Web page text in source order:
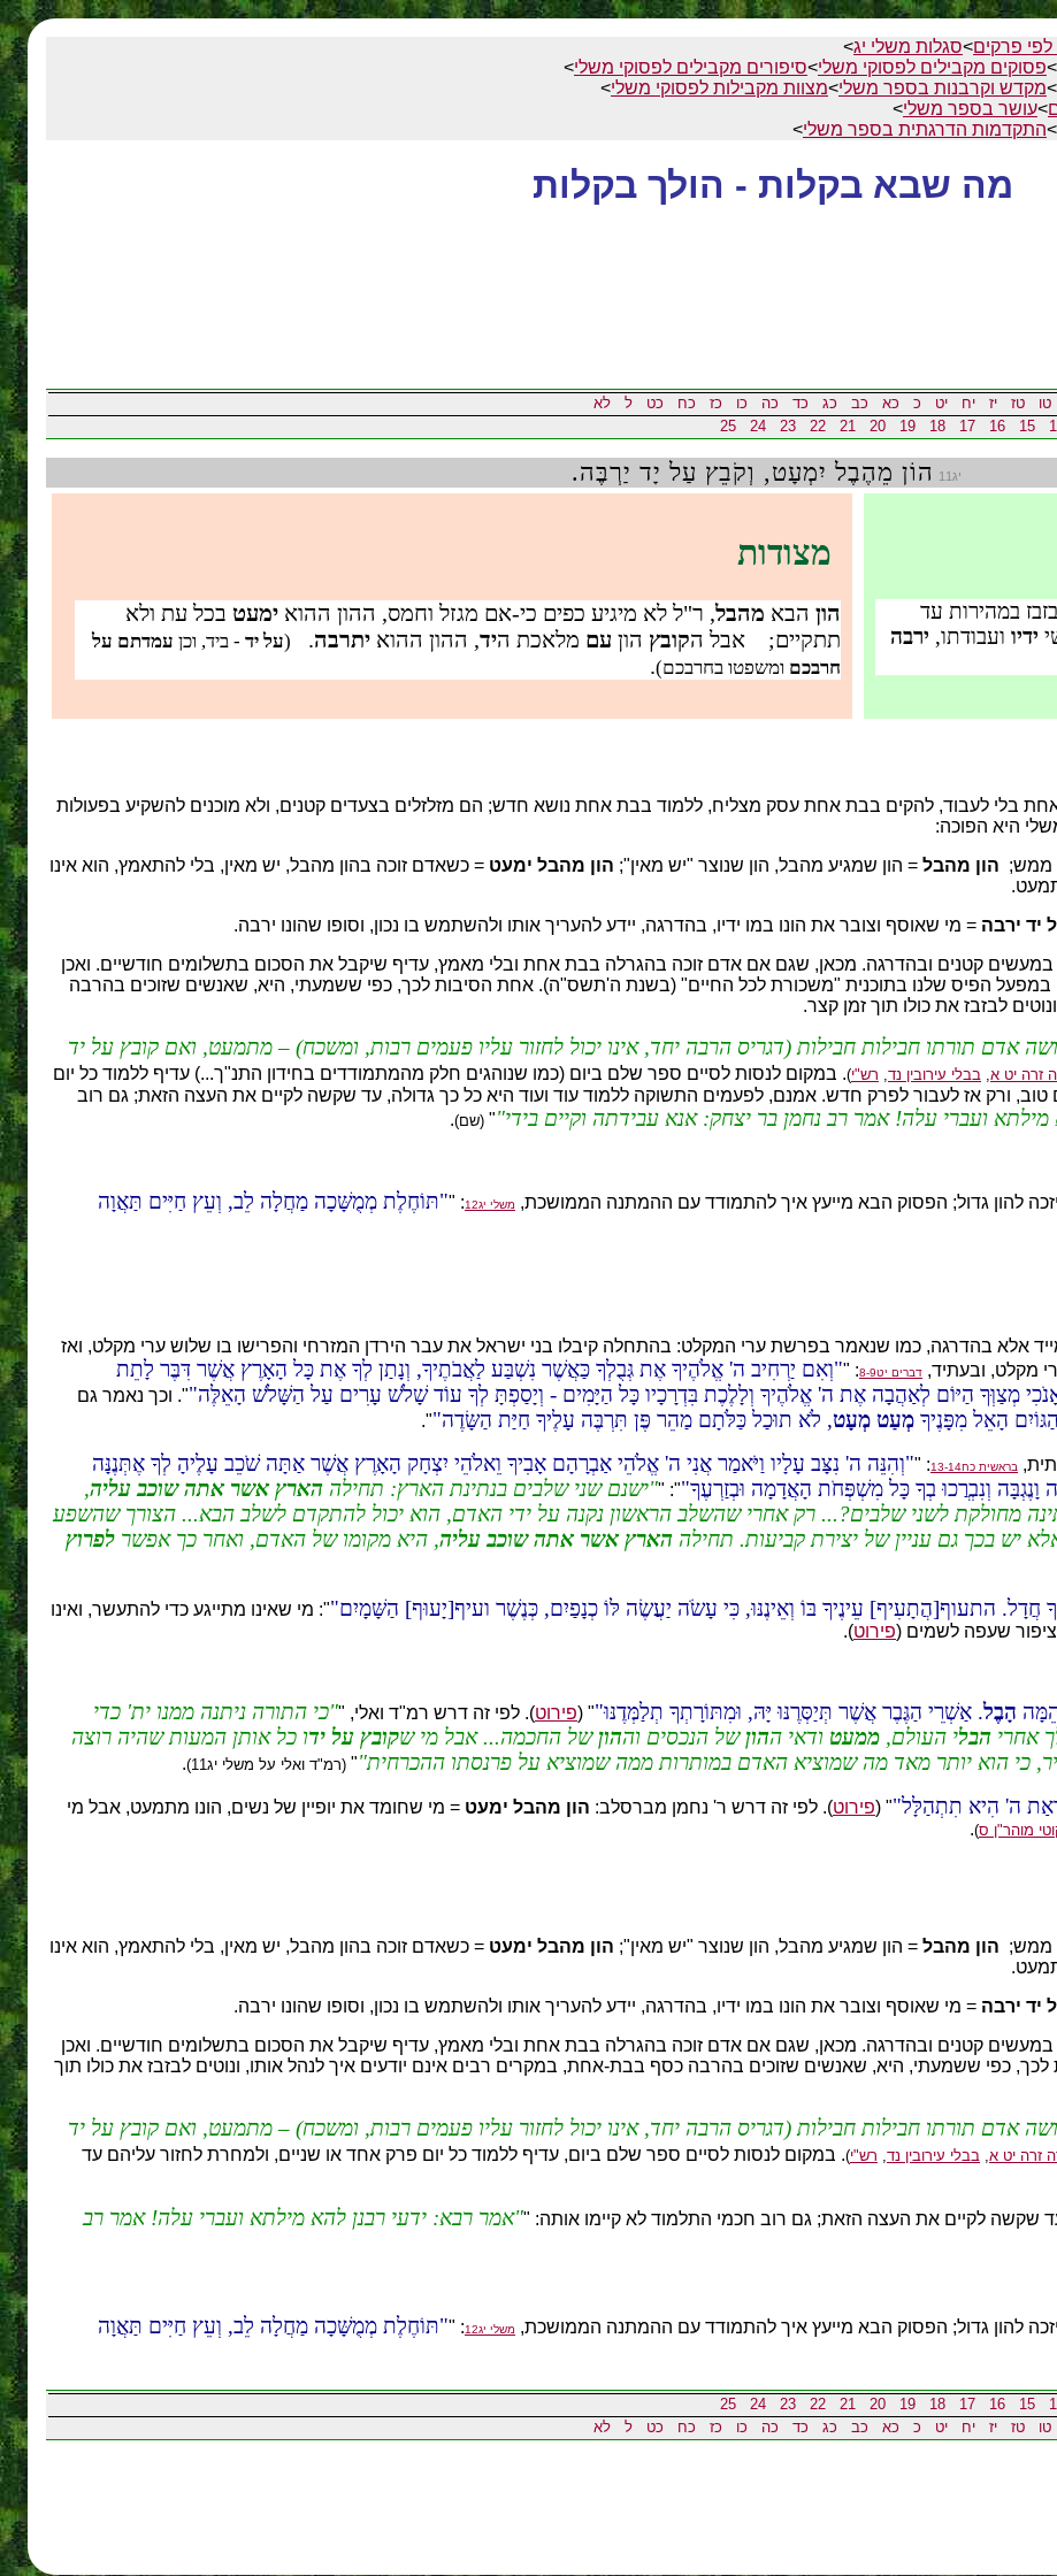
פרקים>סגלות משלי יג>
>פסוקים מקבילים לפסוקי משלי>סיפורים מקבילים לפסוקי משלי>
>מקדש וקרבנות בספר משלי>מצוות מקבילות לפסוקי משלי>
>עושר בספר משלי>
>התקדמות הדרגתית בספר משלי>
מה שבא בקלות - הולך בקלות
טו טז יז יח יט כ כא כב כג כד כה כו כז כח כט ל
לא
15
16
17
18
19
20
21
22
23
24
25
יג11 הוֹן מֵהֶבֶל יִמְעָט, וְקֹבֵץ עַל יָד יַרְבֶּה.
במהירות עד
ידיו ועבודתו, ירבה
מצודות
הון הבא מהבל, ר"ל לא מיגיע כפים כי-אם מגזל וחמס, ההון ההוא ימעט בכל עת ולא
תתקיים; אבל הקובץ הון עם מלאכת היד, ההון ההוא יתרבה.
(על יד - ביד, וכן עמדתם על
חרבכם ומשפטו בחרבכם).
בלי לעבוד, להקים בבת אחת עסק מצליח, ללמוד בבת אחת נושא חדש; הם מזלזלים בצעדים קטנים, ולא מוכנים להשקיע בפעולות
היא הפוכה:
ממש; הון מהבל = הון שמגיע מהבל, הון שנוצר "יש מאין"; הון מהבל ימעט = כשאדם זוכה בהון מהבל, יש מאין, בלי להתאמץ, הוא אינו
יד ירבה = מי שאוסף וצובר את הונו במו ידיו, בהדרגה, יידע להעריך אותו ולהשתמש בו נכון, וסופו שהונו ירבה.
במעשים קטנים ובהדרגה. מכאן, שגם אם אדם זוכה בהגרלה בבת אחת ובלי מאמץ, עדיף שיקבל את הסכום בתשלומים חודשיים. ואכן
במפעל הפיס שלנו בתוכנית "משכורת לכל החיים" (בשנת ה'תשס"ה). אחת הסיבות לכך, כפי ששמעתי, היא, שאנשים שזוכים בהרבה
לבזבז את כולו תוך זמן קצר.
אדם תורתו חבילות חבילות (דגריס הרבה יחד, אינו יכול לחזור עליו פעמים רבות, ומשכח) – מתמעט, ואם קובץ על יד
זרה יט א, בבלי עירובין נד, רש"י). במקום לנסות לסיים ספר שלם ביום (כמו שנוהגים חלק מהמתמודדים בחידון התנ"ך...) עדיף ללמוד כל יום
טוב, ורק אז לעבור לפרק חדש. אמנם, לפעמים התשוקה ללמוד עוד ועוד היא כל כך גדולה, עד שקשה לקיים את העצה הזאת; גם רוב
ועברי עלה! אמר רב נחמן בר יצחק: אנא עבידתה וקיים בידי " (שם).
להון גדול; הפסוק הבא מייעץ איך להתמודד עם ההמתנה הממושכת, משלי יג12 : " תּוֹחֶלֶת מְמֻשָּׁכָה מַחֲלָה לֵב, וְעֵץ חַיִּים תַּאֲוָה
אלא בהדרגה, כמו שנאמר בפרשת ערי המקלט: בהתחלה קיבלו בני ישראל את עבר הירדן המזרחי והפרישו בו שלוש ערי מקלט, ואז
מקלט, ובעתיד, דברים יט8-9 : " וְאִם יַרְחִיב ה' אֱלֹהֶיךָ אֶת גְּבֻלְךָ כַּאֲשֶׁר נִשְׁבַּע לַאֲבֹתֶיךָ, וְנָתַן לְךָ אֶת כָּל הָאָרֶץ אֲשֶׁר דִּבֶּר לָתֵת
מְצַוְּךָ הַיּוֹם לְאַהֲבָה אֶת ה' אֱלֹהֶיךָ וְלָלֶכֶת בִּדְרָכָיו כָּל הַיָּמִים - וְיָסַפְתָּ לְךָ עוֹד שָׁלֹשׁ עָרִים עַל הַשָּׁלֹשׁ הָאֵלֶּה ". וכך נאמר גם
הָאֵל מִפָּנֶיךָ מְעַט מְעָט, לֹא תוּכַל כַּלֹּתָם מַהֵר פֶּן תִּרְבֶּה עָלֶיךָ חַיַּת הַשָּׂדֶה ".
בראשית כח13-14 : " וְהִנֵּה ה' נִצָּב עָלָיו וַיֹּאמַר אֲנִי ה' אֱלֹהֵי אַבְרָהָם אָבִיךָ וֵאלֹהֵי יִצְחָק הָאָרֶץ אֲשֶׁר אַתָּה שֹׁכֵב עָלֶיהָ לְךָ אֶתְּנֶנָּה
וָנֶגְבָּה וְנִבְרֲכוּ בְךָ כָּל מִשְׁפְּחֹת הָאֲדָמָה וּבְזַרְעֶךָ ": " ישנם שני שלבים בנתינת הארץ: תחילה הארץ אשר אתה שוכב עליה,
מחולקת לשני שלבים?... רק אחרי שהשלב הראשון נקנה על ידי האדם, הוא יכול להתקדם לשלב הבא... הצורך שהשפע
יש בכך גם עניין של יצירת קביעות. תחילה הארץ אשר אתה שוכב עליה, היא מקומו של האדם, ואחר כך אפשר לפרוץ
חֲדָל. התעוף[הֲתָעִיף] עֵינֶיךָ בּוֹ וְאֵינֶנּוּ, כִּי עָשֹׂה יַעֲשֶׂה לּוֹ כְנָפַיִם, כְּנֶשֶׁר ועיף[יָעוּף] הַשָּׁמָיִם ": מי שאינו מתייגע כדי להתעשר, ואינו
שעפה לשמים (פירוט).
הָבֶל. אַשְׁרֵי הַגֶּבֶר אֲשֶׁר תְּיַסְּרֶנּוּ יָּהּ, וּמִתּוֹרָתְךָ תְלַמְּדֶנּוּ " (פירוט). לפי זה דרש רמ"ד ואלי, " כי התורה ניתנה ממנו ית' כדי
אחרי הבלי העולם, ממעט ודאי ההון של הנכסים וההון של החכמה... אבל מי שקובץ על ידו כל אותן המעות שהיה רוצה
כי הוא יותר מאד מה שמוציא האדם במותרות ממה שמוציא על פרנסתו ההכרחית " (רמ"ד ואלי על משלי יג11) .
ה' הִיא תִתְהַלָּל " (פירוט). לפי זה דרש ר' נחמן מברסלב: הון מהבל ימעט = מי שחומד את יופיין של נשים, הונו מתמעט, אבל מי
מוהר"ן ס)
.
ממש; הון מהבל = הון שמגיע מהבל, הון שנוצר "יש מאין"; הון מהבל ימעט = כשאדם זוכה בהון מהבל, יש מאין, בלי להתאמץ, הוא אינו
יד ירבה = מי שאוסף וצובר את הונו במו ידיו, בהדרגה, יידע להעריך אותו ולהשתמש בו נכון, וסופו שהונו ירבה.
במעשים קטנים ובהדרגה. מכאן, שגם אם אדם זוכה בהגרלה בבת אחת ובלי מאמץ, עדיף שיקבל את הסכום בתשלומים חודשיים. ואכן
כפי ששמעתי, היא, שאנשים שזוכים בהרבה כסף בבת-אחת, במקרים רבים אינם יודעים איך לנהל אותו, ונוטים לבזבז את כולו תוך
אדם תורתו חבילות חבילות (דגריס הרבה יחד, אינו יכול לחזור עליו פעמים רבות, ומשכח) – מתמעט, ואם קובץ על יד
זרה יט א, בבלי עירובין נד, רש"י). במקום לנסות לסיים ספר שלם ביום, עדיף ללמוד כל יום פרק אחד או שניים, ולמחרת לחזור עליהם עד
שקשה לקיים את העצה הזאת; גם רוב חכמי התלמוד לא קיימו אותה: " אמר רבא: ידעי רבנן להא מילתא ועברי עלה! אמר רב
להון גדול; הפסוק הבא מייעץ איך להתמודד עם ההמתנה הממושכת, משלי יג12 : " תּוֹחֶלֶת מְמֻשָּׁכָה מַחֲלָה לֵב, וְעֵץ חַיִּים תַּאֲוָה
15
16
17
18
19
20
21
22
23
24
25
טו טז יז יח יט כ כא כב כג כד כה כו כז כח כט ל לא